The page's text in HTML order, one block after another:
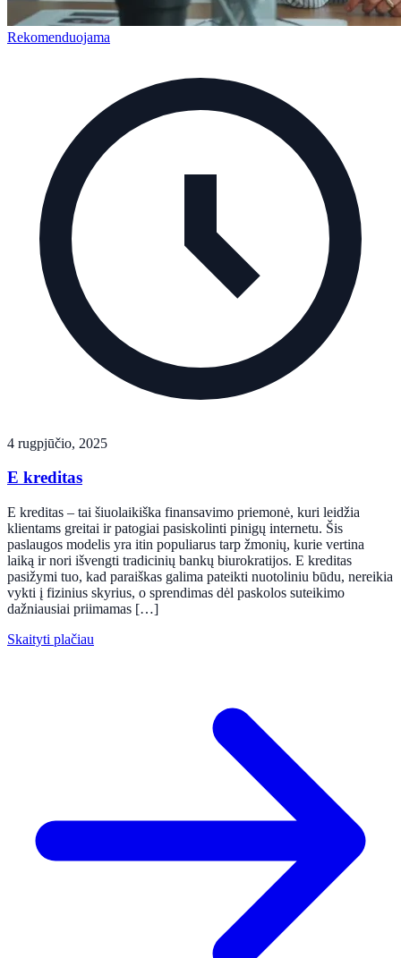
Rekomenduojama
4 rugpjūčio, 2025
E kreditas
E kreditas – tai šiuolaikiška finansavimo priemonė, kuri leidžia
klientams greitai ir patogiai pasiskolinti pinigų internetu. Šis
paslaugos modelis yra itin populiarus tarp žmonių, kurie vertina
laiką ir nori išvengti tradicinių bankų biurokratijos. E kreditas
pasižymi tuo, kad paraiškas galima pateikti nuotoliniu būdu, nereikia
vykti į fizinius skyrius, o sprendimas dėl paskolos suteikimo
dažniausiai priimamas […]
Skaityti plačiau